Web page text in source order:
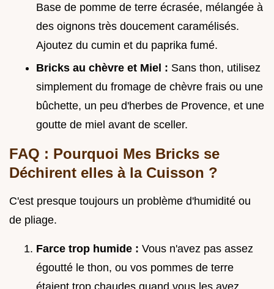
Base de pomme de terre écrasée, mélangée à
des oignons très doucement caramélisés.
Ajoutez du cumin et du paprika fumé.
Bricks au chèvre et Miel : Sans thon, utilisez
simplement du fromage de chèvre frais ou une
bûchette, un peu d'herbes de Provence, et une
goutte de miel avant de sceller.
FAQ : Pourquoi Mes Bricks se
Déchirent elles à la Cuisson ?
C'est presque toujours un problème d'humidité ou
de pliage.
Farce trop humide : Vous n'avez pas assez
égoutté le thon, ou vos pommes de terre
étaient trop chaudes quand vous les avez